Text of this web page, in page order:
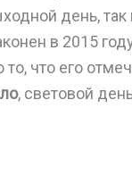
день,
в 2015
что его
, световой